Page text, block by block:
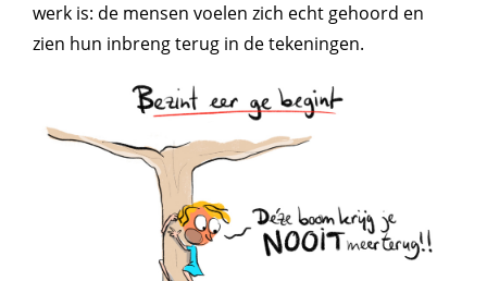
werk is: de mensen voelen zich echt gehoord en
zien hun inbreng terug in de tekeningen.